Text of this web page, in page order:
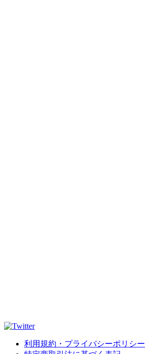
利用規約・プライバシーポリシー